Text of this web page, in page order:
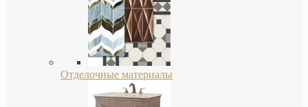
Отделочные материалы